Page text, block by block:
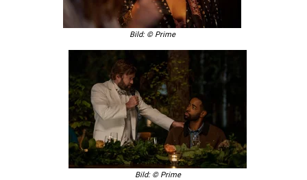
Bild: © Prime
Bild: © Prime